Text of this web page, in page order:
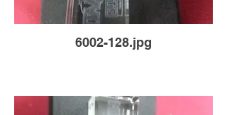
6002-128.jpg